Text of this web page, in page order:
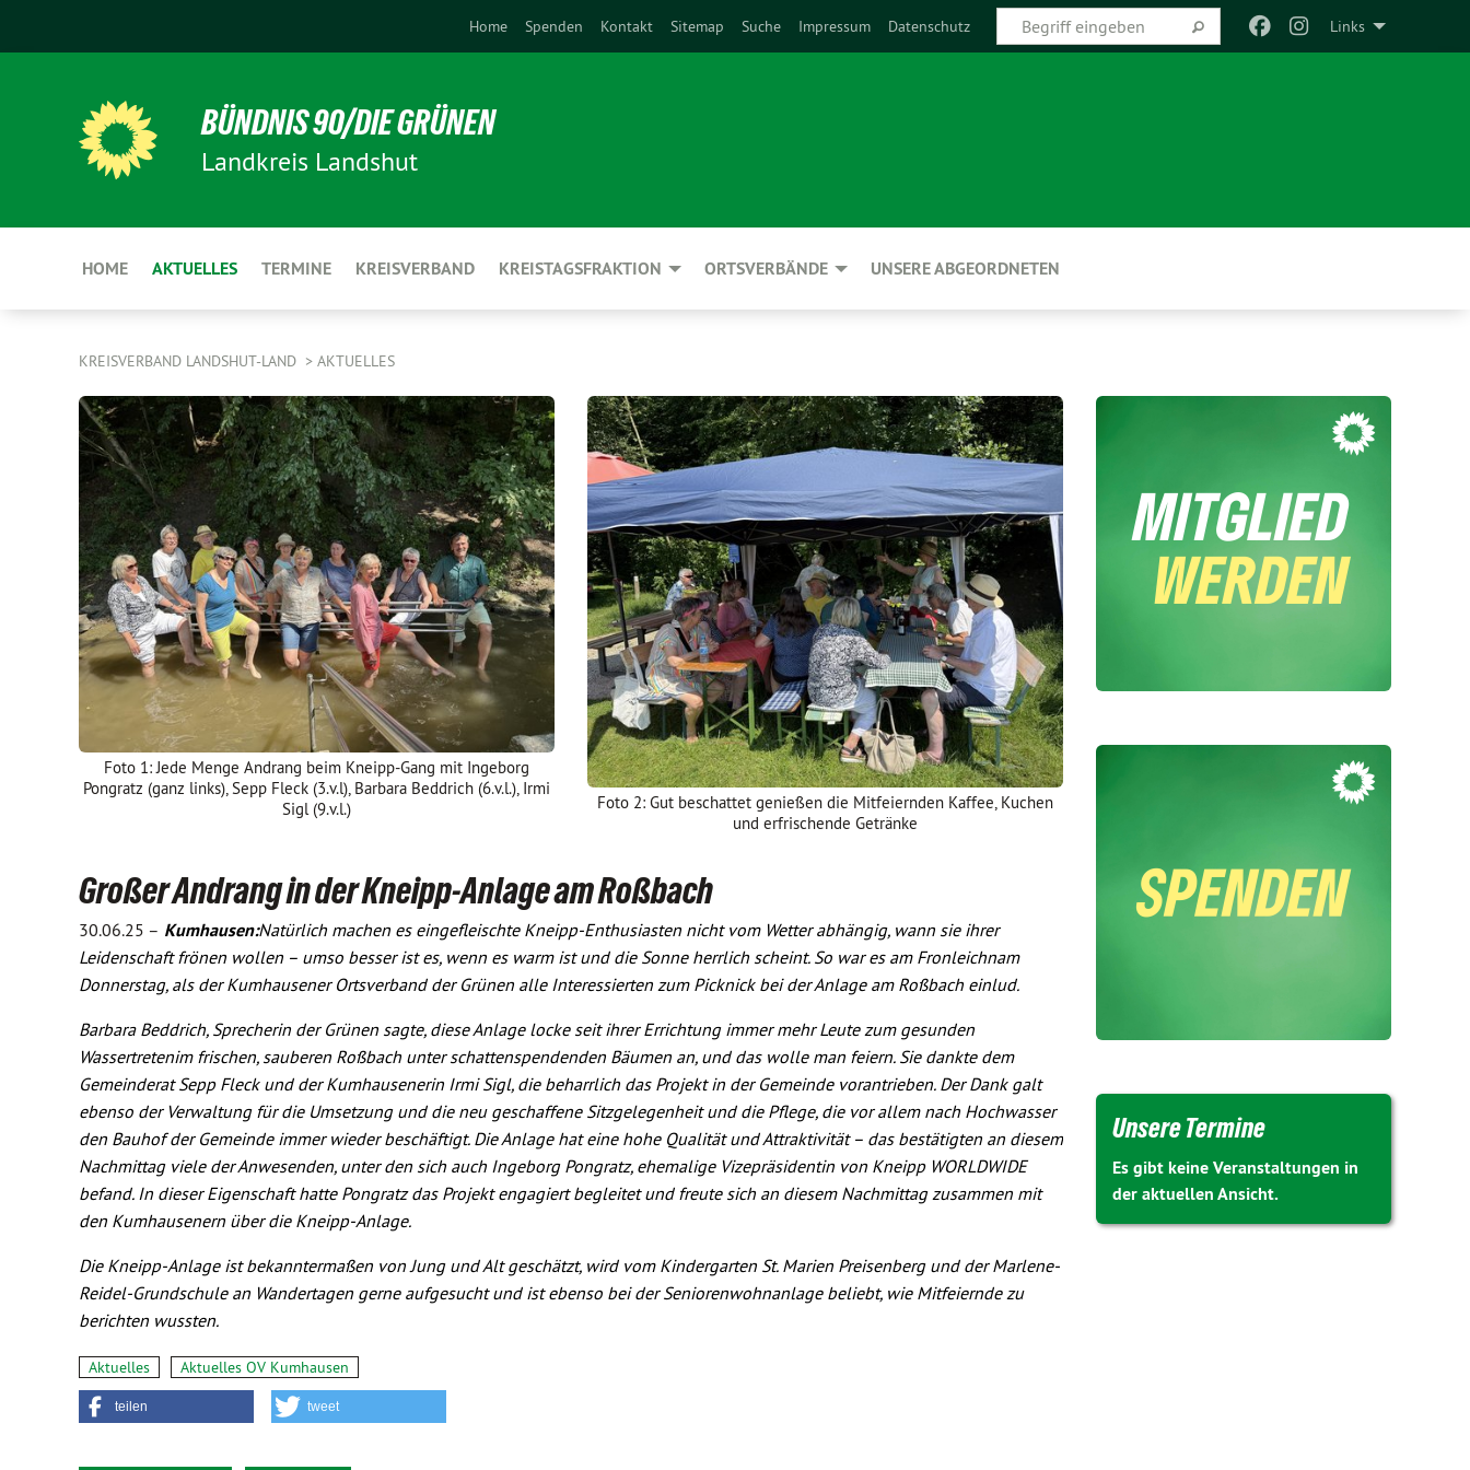
Links
Home Spenden Kontakt Sitemap Suche Impressum Datenschutz
BÜNDNIS 90/DIE GRÜNEN
Landkreis Landshut
HOME AKTUELLES TERMINE KREISVERBAND KREISTAGSFRAKTION ORTSVERBÄNDE UNSERE ABGEORDNETEN
KREISVERBAND LANDSHUT-LAND AKTUELLES
Foto 1: Jede Menge Andrang beim Kneipp-Gang mit Ingeborg
Pongratz (ganz links), Sepp Fleck (3.v.l), Barbara Beddrich (6.v.l.), Irmi
Sigl (9.v.l.)
Foto 2: Gut beschattet genießen die Mitfeiernden Kaffee, Kuchen
und erfrischende Getränke
Großer Andrang in der Kneipp-Anlage am Roßbach
30.06.25 – Kumhausen:Natürlich machen es eingefleischte Kneipp-Enthusiasten nicht vom Wetter abhängig, wann sie ihrer
Leidenschaft frönen wollen – umso besser ist es, wenn es warm ist und die Sonne herrlich scheint. So war es am Fronleichnam
Donnerstag, als der Kumhausener Ortsverband der Grünen alle Interessierten zum Picknick bei der Anlage am Roßbach einlud.
Barbara Beddrich, Sprecherin der Grünen sagte, diese Anlage locke seit ihrer Errichtung immer mehr Leute zum gesunden
Wassertretenim frischen, sauberen Roßbach unter schattenspendenden Bäumen an, und das wolle man feiern. Sie dankte dem
Gemeinderat Sepp Fleck und der Kumhausenerin Irmi Sigl, die beharrlich das Projekt in der Gemeinde vorantrieben. Der Dank galt
ebenso der Verwaltung für die Umsetzung und die neu geschaffene Sitzgelegenheit und die Pflege, die vor allem nach Hochwasser
den Bauhof der Gemeinde immer wieder beschäftigt. Die Anlage hat eine hohe Qualität und Attraktivität – das bestätigten an diesem
Nachmittag viele der Anwesenden, unter den sich auch Ingeborg Pongratz, ehemalige Vizepräsidentin von Kneipp WORLDWIDE
befand. In dieser Eigenschaft hatte Pongratz das Projekt engagiert begleitet und freute sich an diesem Nachmittag zusammen mit
den Kumhausenern über die Kneipp-Anlage.
Die Kneipp-Anlage ist bekanntermaßen von Jung und Alt geschätzt, wird vom Kindergarten St. Marien Preisenberg und der Marlene-
Reidel-Grundschule an Wandertagen gerne aufgesucht und ist ebenso bei der Seniorenwohnanlage beliebt, wie Mitfeiernde zu
berichten wussten.
Aktuelles Aktuelles OV Kumhausen
teilen tweet
Unsere Termine
Es gibt keine Veranstaltungen in
der aktuellen Ansicht.